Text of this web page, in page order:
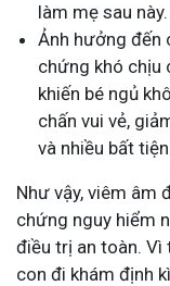
làm mẹ sau này.
Ảnh hưởng đến
chứng khó chịu
khiến bé ngủ
chấn vui vẻ,
và nhiều bất
Như vậy, viêm âm
chứng nguy hiểm
điều trị an toàn. Vì
con đi khám định